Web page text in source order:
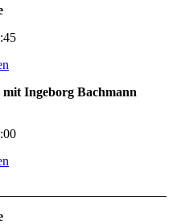
Ingeborg Bachmann